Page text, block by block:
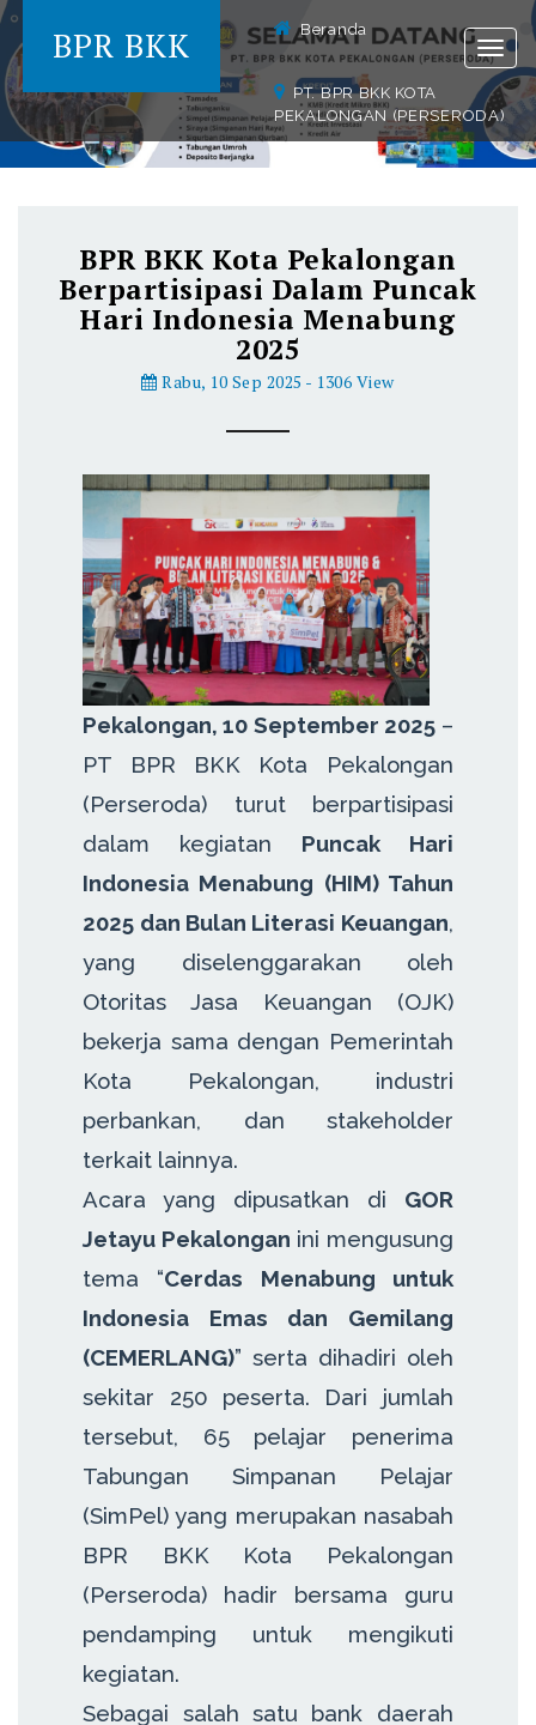
BPR BKK Beranda
PT. BPR BKK KOTA
PEKALONGAN (PERSERODA)
BPR BKK Kota Pekalongan
Berpartisipasi Dalam Puncak
Hari Indonesia Menabung
2025
Rabu, 10 Sep 2025 - 1306 View
Pekalongan, 10 September 2025–
PT BPR BKK Kota Pekalongan
(Perseroda) turut berpartisipasi
dalam kegiatan Puncak Hari
Indonesia Menabung (HIM) Tahun
2025 dan Bulan Literasi Keuangan,
yang diselenggarakan oleh
Otoritas Jasa Keuangan (OJK)
bekerja sama dengan Pemerintah
Kota Pekalongan, industri
perbankan, dan stakeholder
terkait lainnya.
Acara yang dipusatkan di GOR
Jetayu Pekalongan ini mengusung
tema “Cerdas Menabung untuk
Indonesia Emas dan Gemilang
(CEMERLANG)” serta dihadiri oleh
sekitar 250 peserta. Dari jumlah
tersebut, 65 pelajar penerima
Tabungan Simpanan Pelajar
(SimPel) yang merupakan nasabah
BPR BKK Kota Pekalongan
(Perseroda) hadir bersama guru
pendamping untuk mengikuti
kegiatan.
Sebagai salah satu bank daerah